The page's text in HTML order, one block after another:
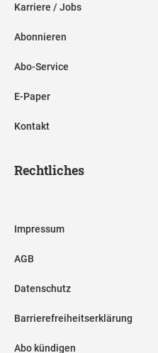
Karriere / Jobs
Abonnieren
Abo-Service
E-Paper
Kontakt
Rechtliches
Impressum
AGB
Datenschutz
Barrierefreiheitserklärung
Abo kündigen